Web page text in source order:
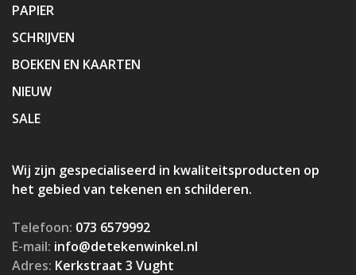
PAPIER
SCHRIJVEN
BOEKEN EN KAARTEN
NIEUW
SALE
Wij zijn gespecialiseerd in kwaliteitsproducten op
het gebied van tekenen en schilderen.
Telefoon: 073 6579992
E-mail: info@detekenwinkel.nl
Adres: Kerkstraat 3 Vught